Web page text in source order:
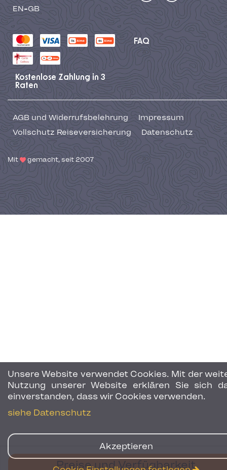
Preise und Verfügbarkeit
Unsere Website verwendet Cookies. Mit der
Nutzung unserer Website erklären Sie sich
einverstanden, dass wir Cookies verwenden.
siehe Datenschutz
Akzeptieren
EN-GB
FAQ
Kostenlose Zahlung in 3
Raten
AGB und Widerrufsbelehrung
Impressum
Vollschutz Reiseversicherung
Datenschutz
Mit gemacht, seit 2007